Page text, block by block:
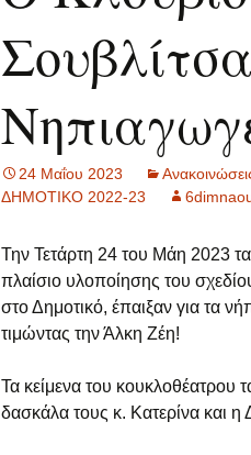
Οι μαθητές/
24 Μαΐου 2023
ΔΗΜΟΤΙΚΟ 2022-23
Την Τετάρτη 24 του Μάη 2023
πλαίσιο υλοποίησης του
στο Δημοτικό, έπαιξαν για τα
τιμώντας την Άλκη Ζέη!
Τα κείμενα του κουκλοθέατρου
δασκάλα τους κ. Κατερίνα και η